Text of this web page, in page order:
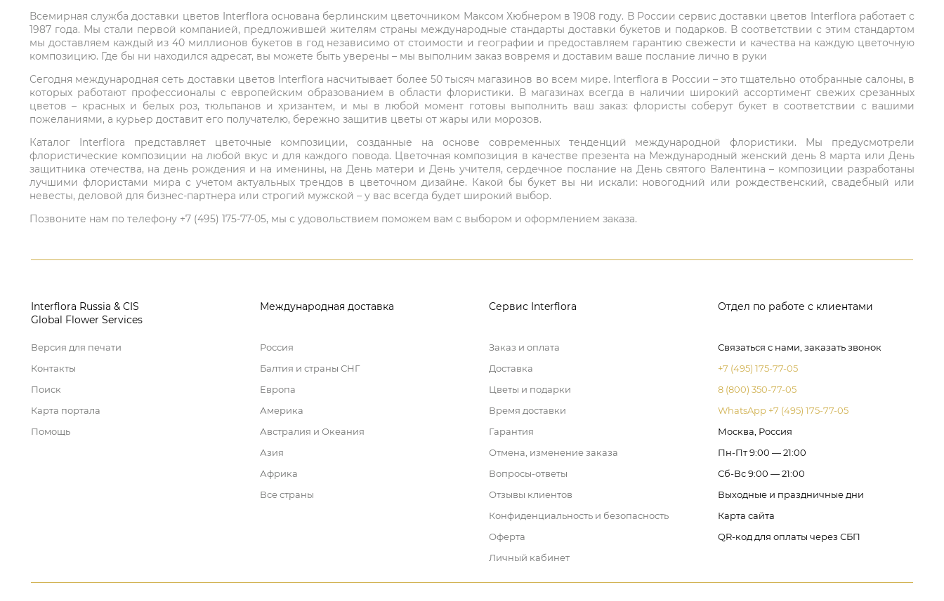
Всемирная служба доставки цветов Interflora основана берлинским цветочником Максом Хюбнером в 1908 году. В России сервис доставки цветов Interflora работает с
1987 года. Мы стали первой компанией, предложившей жителям страны международные стандарты доставки букетов и подарков. В соответствии с этим стандартом
мы доставляем каждый из 40 миллионов букетов в год независимо от стоимости и географии и предоставляем гарантию свежести и качества на каждую цветочную
композицию. Где бы ни находился адресат, вы можете быть уверены – мы выполним заказ вовремя и доставим ваше послание лично в руки
Сегодня международная сеть доставки цветов Interflora насчитывает более 50 тысяч магазинов во всем мире. Interflora в России – это тщательно отобранные салоны, в
которых работают профессионалы с европейским образованием в области флористики. В магазинах всегда в наличии широкий ассортимент свежих срезанных
цветов – красных и белых роз, тюльпанов и хризантем, и мы в любой момент готовы выполнить ваш заказ: флористы соберут букет в соответствии с вашими
пожеланиями, а курьер доставит его получателю, бережно защитив цветы от жары или морозов.
Каталог Interflora представляет цветочные композиции, созданные на основе современных тенденций международной флористики. Мы предусмотрели
флористические композиции на любой вкус и для каждого повода. Цветочная композиция в качестве презента на Международный женский день 8 марта или День
защитника отечества, на день рождения и на именины, на День матери и День учителя, сердечное послание на День святого Валентина – композиции разработаны
лучшими флористами мира с учетом актуальных трендов в цветочном дизайне. Какой бы букет вы ни искали: новогодний или рождественский, свадебный или
невесты, деловой для бизнес-партнера или строгий мужской – у вас всегда будет широкий выбор.
Позвоните нам по телефону +7 (495) 175-77-05, мы с удовольствием поможем вам с выбором и оформлением заказа.
Interflora Russia & CIS
Global Flower Services
Версия для печати
Контакты
Поиск
Карта портала
Помощь
Международная доставка
Россия
Балтия и страны СНГ
Европа
Америка
Австралия и Океания
Азия
Африка
Все страны
Сервис Interflora
Заказ и оплата
Доставка
Цветы и подарки
Время доставки
Гарантия
Отмена, изменение заказа
Вопросы-ответы
Отзывы клиентов
Конфиденциальность и безопасность
Оферта
Личный кабинет
Отдел по работе с клиентами
Связаться с нами, заказать звонок
+7 (495) 175-77-05
8 (800) 350-77-05
WhatsApp +7 (495) 175-77-05
Москва, Россия
Пн-Пт 9:00 — 21:00
Сб-Вс 9:00 — 21:00
Выходные и праздничные дни
Карта сайта
QR-код для оплаты через СБП